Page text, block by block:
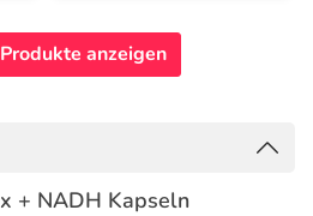
anzeigen
+ NADH Kapseln